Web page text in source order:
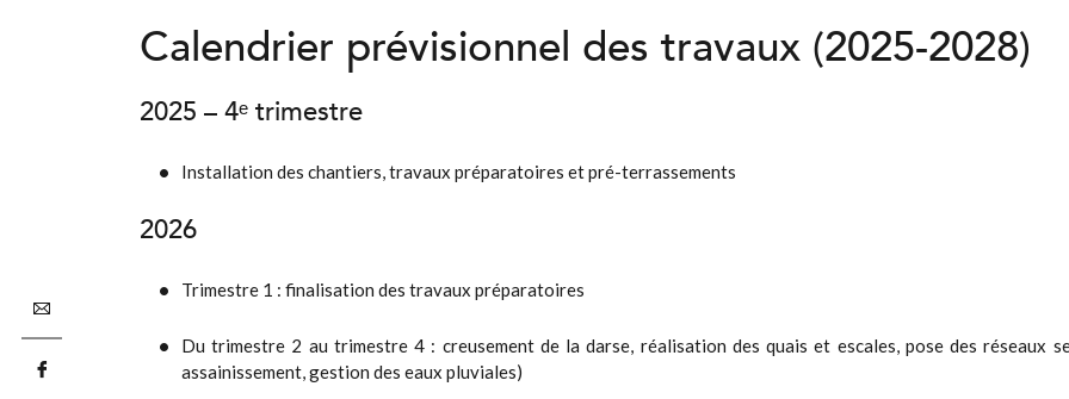
Calendrier prévisionnel des travaux (2025-2028)
2025 – 4ᵉ trimestre
Installation des chantiers, travaux préparatoires et pré-terrassements
2026
Trimestre 1 : finalisation des travaux préparatoires
Du trimestre 2 au trimestre 4 : creusement de la darse, réalisation des quais et escales, pose des réseaux
assainissement, gestion des eaux pluviales)